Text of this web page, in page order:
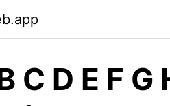
C D E F G